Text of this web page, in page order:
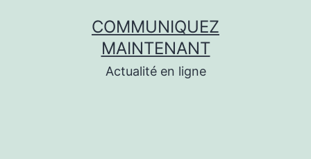
COMMUNIQUEZ
MAINTENANT
Actualité en ligne